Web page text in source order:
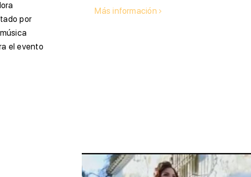
por
el evento
Más información